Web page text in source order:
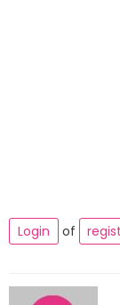
Login of